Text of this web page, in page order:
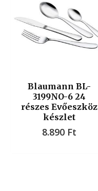
Blaumann BL-
3199NO-6 24
részes Evőeszköz
készlet
8.890 Ft